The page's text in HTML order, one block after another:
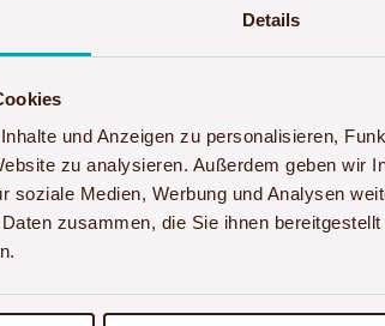
Details
und Anzeigen zu personalisieren,
zu analysieren. Außerdem geben wir
soziale Medien, Werbung und Analysen
zusammen, die Sie ihnen